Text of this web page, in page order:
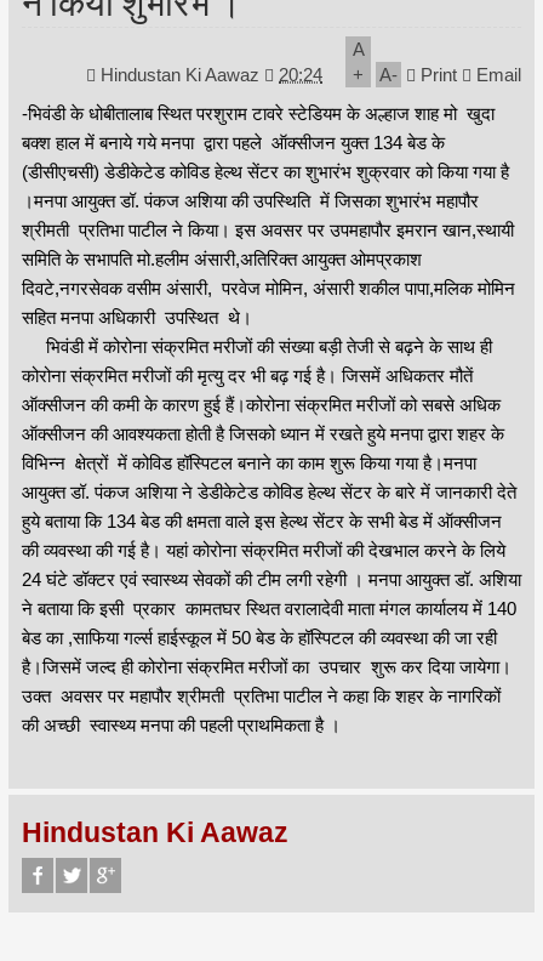
Hindustan Ki Aawaz 20:24
A
+
A- Print
Email
-भिवंडी के धोबीतालाब स्थित परशुराम टावरे स्टेडियम के अल्हाज शाह मो खुदा
बक्श हाल में बनाये गये मनपा द्वारा पहले ऑक्सीजन युक्त 134 बेड के
(डीसीएचसी) डेडीकेटेड कोविड हेल्थ सेंटर का शुभारंभ शुक्रवार को किया गया है
।मनपा आयुक्त डॉ. पंकज अशिया की उपस्थिति में जिसका शुभारंभ महापौर
श्रीमती प्रतिभा पाटील ने किया। इस अवसर पर उपमहापौर इमरान खान,स्थायी
समिति के सभापति मो.हलीम अंसारी,अतिरिक्त आयुक्त ओमप्रकाश
दिवटे,नगरसेवक वसीम अंसारी, परवेज मोमिन, अंसारी शकील पापा,मलिक मोमिन
सहित मनपा अधिकारी उपस्थित थे।
भिवंडी में कोरोना संक्रमित मरीजों की संख्या बड़ी तेजी से बढ़ने के साथ ही
कोरोना संक्रमित मरीजों की मृत्यु दर भी बढ़ गई है। जिसमें अधिकतर मौतें
ऑक्सीजन की कमी के कारण हुई हैं।कोरोना संक्रमित मरीजों को सबसे अधिक
ऑक्सीजन की आवश्यकता होती है जिसको ध्यान में रखते हुये मनपा द्वारा शहर के
विभिन्न क्षेत्रों में कोविड हॉस्पिटल बनाने का काम शुरू किया गया है।मनपा
आयुक्त डॉ. पंकज अशिया ने डेडीकेटेड कोविड हेल्थ सेंटर के बारे में जानकारी देते
हुये बताया कि 134 बेड की क्षमता वाले इस हेल्थ सेंटर के सभी बेड में ऑक्सीजन
की व्यवस्था की गई है। यहां कोरोना संक्रमित मरीजों की देखभाल करने के लिये
24 घंटे डॉक्टर एवं स्वास्थ्य सेवकों की टीम लगी रहेगी । मनपा आयुक्त डॉ. अशिया
ने बताया कि इसी प्रकार कामतघर स्थित वरालादेवी माता मंगल कार्यालय में 140
बेड का ,साफिया गर्ल्स हाईस्कूल में 50 बेड के हॉस्पिटल की व्यवस्था की जा रही
है।जिसमें जल्द ही कोरोना संक्रमित मरीजों का उपचार शुरू कर दिया जायेगा।
उक्त अवसर पर महापौर श्रीमती प्रतिभा पाटील ने कहा कि शहर के नागरिकों
की अच्छी स्वास्थ्य मनपा की पहली प्राथमिकता है ।
Hindustan Ki Aawaz